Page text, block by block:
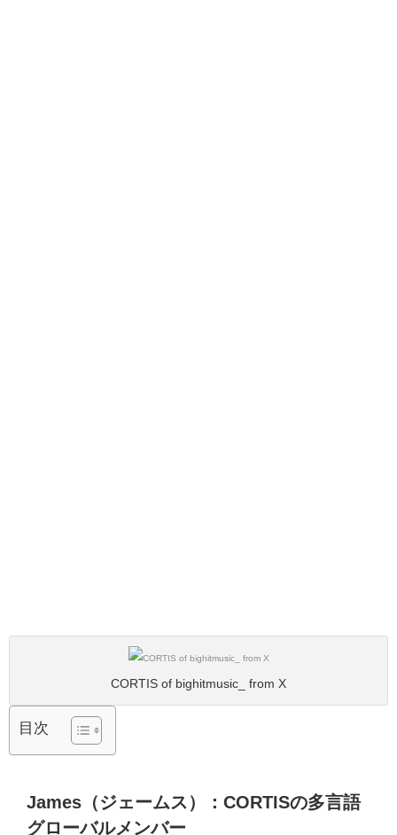
CORTIS of bighitmusic_ from X
目次
James（ジェームス）：CORTISの多言語
グローバルメンバー